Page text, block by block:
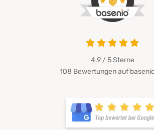
4.9 / 5Sterne
108 Bewertungen auf